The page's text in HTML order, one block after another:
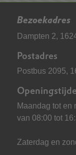
Bezoekadres
Dampten 2,
Postadres
Postbus 2095,
Maandag tot en
van 08:00 tot
Zaterdag en